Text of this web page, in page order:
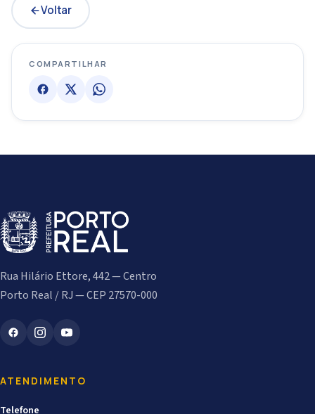
Voltar
COMPARTILHAR
Rua Hilário Ettore, 442 — Centro
Porto Real / RJ — CEP 27570-000
ATENDIMENTO
Telefone